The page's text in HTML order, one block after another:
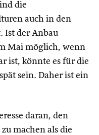
die
auch in den
Ist der Anbau
Mai möglich, wenn
ist, könnte es für die
sein. Daher ist ein
daran, den
machen als die